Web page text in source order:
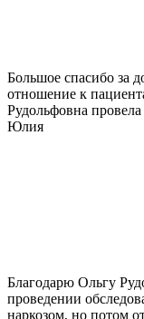
Большое спасибо за
отношение к
Рудольфовна
Юлия
Благодарю Ольгу
проведении
наркозом, но потом